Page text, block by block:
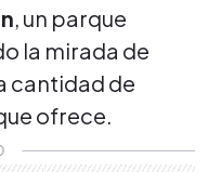
, un parque
la mirada de
cantidad de
ofrece.